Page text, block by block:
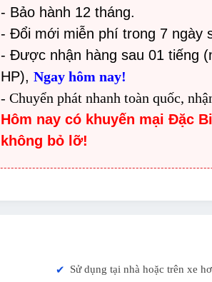
- Bảo hành 12 tháng.
- Đổi mới miễn phí trong 7 ngày
- Được nhận hàng sau 01 tiếng
HP),Ngay hôm nay!
- Chuyển phát nhanh toàn quốc,
Hôm nay có khuyến mại
không bỏ lỡ!
✔
Sử dụng tại nhà hoặc trên xe